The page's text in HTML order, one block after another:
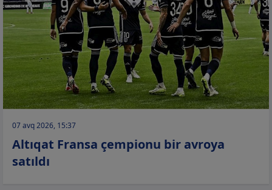
07 avq 2026, 15:37
Altıqat Fransa çempionu bir avroya
satıldı